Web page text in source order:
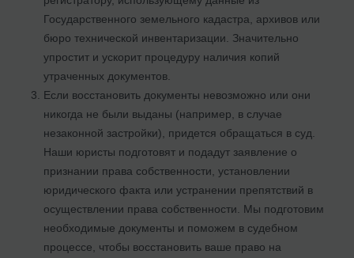
Государственного земельного кадастра, архивов или
бюро технической инвентаризации. Значительно
упростит и ускорит процедуру наличия копий
утраченных документов.
Если восстановить документы невозможно или они
никогда не были выданы (например, в случае
незаконной застройки), придется обращаться в суд.
Наши юристы подготовят и подадут заявление о
признании права собственности, установлении
юридического факта или устранении препятствий в
осуществлении права собственности. Мы подготовим
необходимые документы и поможем в судебном
процессе, чтобы восстановить ваше право на